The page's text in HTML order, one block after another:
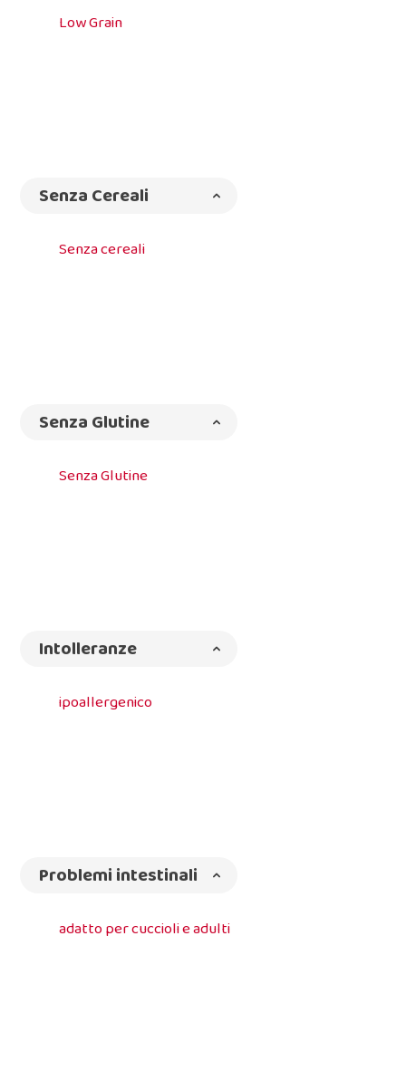
Low Grain
Senza Cereali
Senza cereali
Senza Glutine
Senza Glutine
Intolleranze
ipoallergenico
Problemi intestinali
adatto per cuccioli e adulti